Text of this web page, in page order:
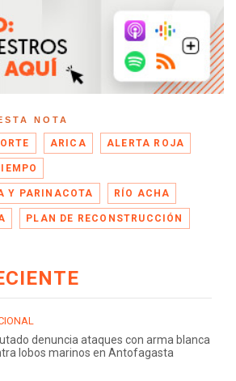
NOTA
ARICA ALERTA ROJA
Y PARINACOTA RÍO ACHA
PLAN DE RECONSTRUCCIÓN
denuncia ataques con arma blanca
lobos marinos en Antofagasta